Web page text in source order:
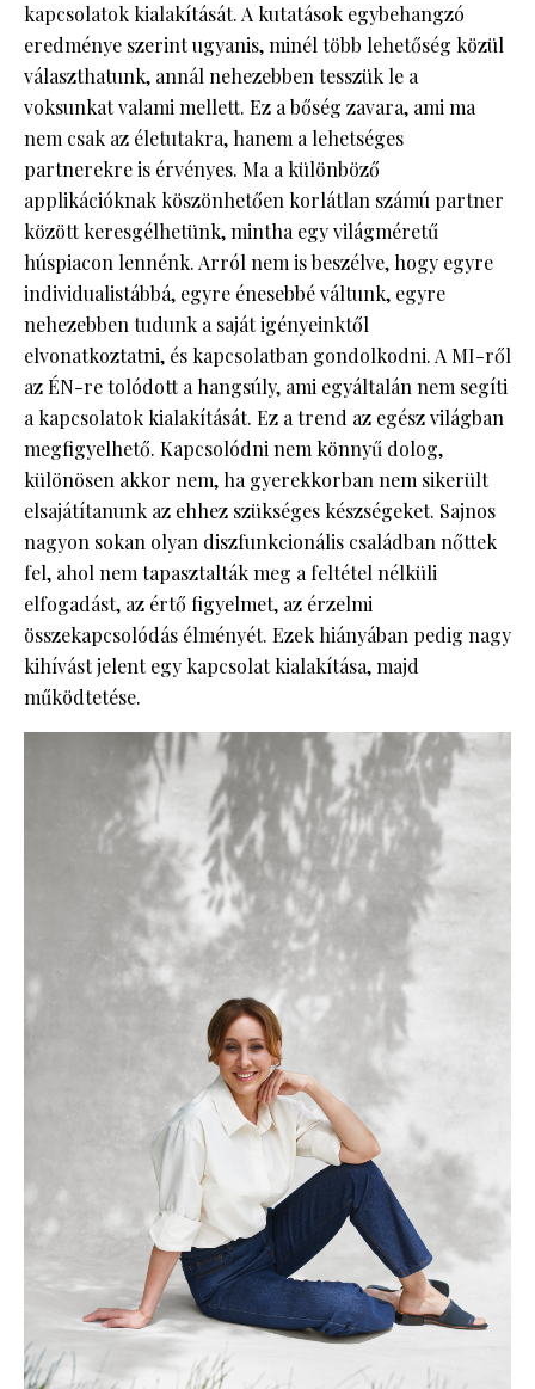
kapcsolatok kialakítását. A kutatások egybehangzó
eredménye szerint ugyanis, minél több lehetőség közül
választhatunk, annál nehezebben tesszük le a
voksunkat valami mellett. Ez a bőség zavara, ami ma
nem csak az életutakra, hanem a lehetséges
partnerekre is érvényes. Ma a különböző
applikációknak köszönhetően korlátlan számú partner
között keresgélhetünk, mintha egy világméretű
húspiacon lennénk. Arról nem is beszélve, hogy egyre
individualistábbá, egyre énesebbé váltunk, egyre
nehezebben tudunk a saját igényeinktől
elvonatkoztatni, és kapcsolatban gondolkodni. A MI-ről
az ÉN-re tolódott a hangsúly, ami egyáltalán nem segíti
a kapcsolatok kialakítását. Ez a trend az egész világban
megfigyelhető. Kapcsolódni nem könnyű dolog,
különösen akkor nem, ha gyerekkorban nem sikerült
elsajátítanunk az ehhez szükséges készségeket. Sajnos
nagyon sokan olyan diszfunkcionális családban nőttek
fel, ahol nem tapasztalták meg a feltétel nélküli
elfogadást, az értő figyelmet, az érzelmi
összekapcsolódás élményét. Ezek hiányában pedig nagy
kihívást jelent egy kapcsolat kialakítása, majd
működtetése.